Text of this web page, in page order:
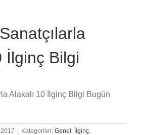
İlginç Bilgi
Alakalı 10 İlginç Bilgi Bugün
2017 | Kategoriler: Genel İlginç